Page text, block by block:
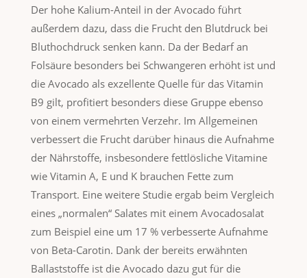
Der hohe Kalium-Anteil in der Avocado führt
außerdem dazu, dass die Frucht den Blutdruck bei
Bluthochdruck senken kann. Da der Bedarf an
Folsäure besonders bei Schwangeren erhöht ist und
die Avocado als exzellente Quelle für das Vitamin
B9 gilt, profitiert besonders diese Gruppe ebenso
von einem vermehrten Verzehr. Im Allgemeinen
verbessert die Frucht darüber hinaus die Aufnahme
der Nährstoffe, insbesondere fettlösliche Vitamine
wie Vitamin A, E und K brauchen Fette zum
Transport. Eine weitere Studie ergab beim Vergleich
eines „normalen“ Salates mit einem Avocadosalat
zum Beispiel eine um 17 % verbesserte Aufnahme
von Beta-Carotin. Dank der bereits erwähnten
Ballaststoffe ist die Avocado dazu gut für die